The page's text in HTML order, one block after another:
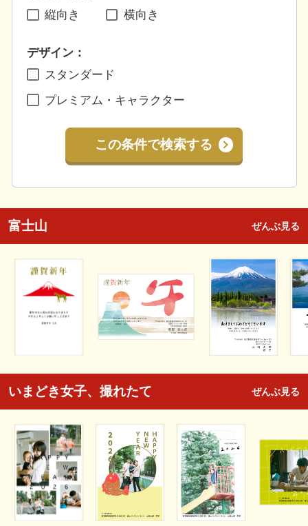
縦向き
横向き
デザイン：
スタンダード
プレミアム・キャラクター
この条件で検索する
富士山 ぜんぶ見る
いまどき女子、撮れたて ぜんぶ見る